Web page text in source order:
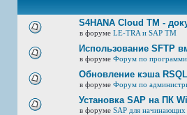
S4HANA Cloud TM -
в форуме LE-TRA и SAP TM
Использование SFTP
в форуме Форум по
Обновление кэша
в форуме Форум по
Установка SAP на ПК
в форуме SAP для